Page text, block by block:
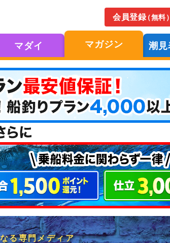
会員登録（無料）
マダイ マガジン 潮見
る専門メディア